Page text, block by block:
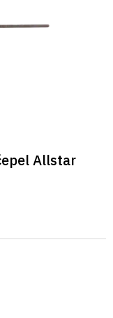
Allstar